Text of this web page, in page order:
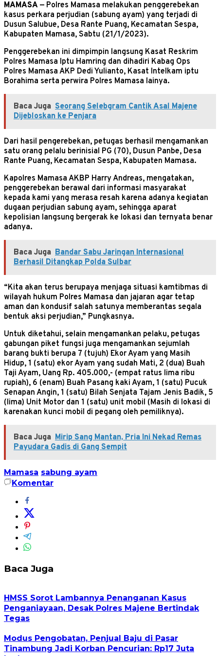
MAMASA — Polres Mamasa melakukan penggerebekan
kasus perkara perjudian (sabung ayam) yang terjadi di
Dusun Salubue, Desa Rante Puang, Kecamatan Sespa,
Kabupaten Mamasa, Sabtu (21/1/2023).
Penggerebekan ini dimpimpin langsung Kasat Reskrim
Polres Mamasa Iptu Hamring dan dihadiri Kabag Ops
Polres Mamasa AKP Dedi Yulianto, Kasat Intelkam iptu
Borahima serta perwira Polres Mamasa lainya.
Baca Juga Seorang Selebgram Cantik Asal Majene
Dijebloskan ke Penjara
Dari hasil pengerebekan, petugas berhasil mengamankan
satu orang pelalu berinisial PG (70), Dusun Panbe, Desa
Rante Puang, Kecamatan Sespa, Kabupaten Mamasa.
Kapolres Mamasa AKBP Harry Andreas, mengatakan,
penggerebekan berawal dari informasi masyarakat
kepada kami yang merasa resah karena adanya kegiatan
dugaan perjudian sabung ayam, sehingga aparat
kepolisian langsung bergerak ke lokasi dan ternyata benar
adanya.
Baca Juga Bandar Sabu Jaringan Internasional
Berhasil Ditangkap Polda Sulbar
“Kita akan terus berupaya menjaga situasi kamtibmas di
wilayah hukum Polres Mamasa dan jajaran agar tetap
aman dan kondusif salah satunya memberantas segala
bentuk aksi perjudian,” Pungkasnya.
Untuk diketahui, selain mengamankan pelaku, petugas
gabungan piket fungsi juga mengamankan sejumlah
barang bukti berupa 7 (tujuh) Ekor Ayam yang Masih
Hidup, 1 (satu) ekor Ayam yang sudah Mati, 2 (dua) Buah
Taji Ayam, Uang Rp. 405.000,- (empat ratus lima ribu
rupiah), 6 (enam) Buah Pasang kaki Ayam, 1 (satu) Pucuk
Senapan Angin, 1 (satu) Bilah Senjata Tajam Jenis Badik, 5
(lima) Unit Motor dan 1 (satu) unit mobil (Masih di lokasi di
karenakan kunci mobil di pegang oleh pemiliknya).
Baca Juga Mirip Sang Mantan, Pria Ini Nekad Remas
Payudara Gadis di Gang Sempit
Mamasa sabung ayam
Komentar
Baca Juga
HMSS Sorot Lambannya Penanganan Kasus
Penganiayaan, Desak Polres Majene Bertindak
Tegas
Modus Pengobatan, Penjual Baju di Pasar
Tinambung Jadi Korban Pencurian: Rp17 Juta